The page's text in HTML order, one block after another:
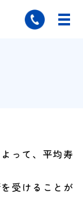
って、平均寿
受けることが